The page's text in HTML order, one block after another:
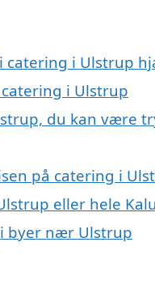
catering i Ulstrup
i Ulstrup
du kan være
på catering i
eller hele
byer nær Ulstrup